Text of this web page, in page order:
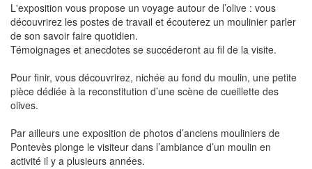
L'exposition vous propose un voyage autour de l’olive : vous
découvrirez les postes de travail et écouterez un moulinier parler
de son savoir faire quotidien.
Témoignages et anecdotes se succéderont au fil de la visite.
Pour finir, vous découvrirez, nichée au fond du moulin, une petite
pièce dédiée à la reconstitution d’une scène de cueillette des
olives.
Par ailleurs une exposition de photos d’anciens mouliniers de
Pontevès plonge le visiteur dans l’ambiance d’un moulin en
activité il y a plusieurs années.